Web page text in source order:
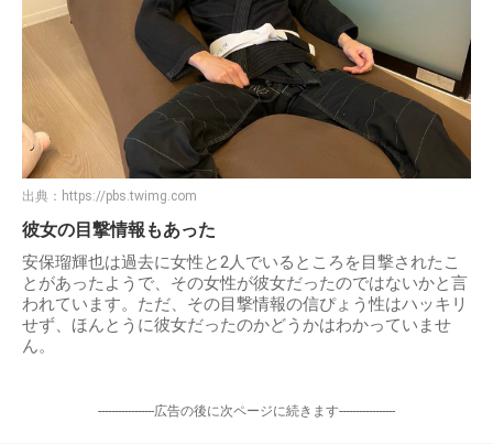
出典： https://pbs.twimg.com
彼女の目撃情報もあった
安保瑠輝也は過去に女性と2人でいるところを目撃されたこ
とがあったようで、その女性が彼女だったのではないかと言
われています。ただ、その目撃情報の信ぴょう性はハッキリ
せず、ほんとうに彼女だったのかどうかはわかっていませ
ん。
-----------------広告の後に次ページに続きます-----------------